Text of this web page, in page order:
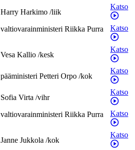
Harry Harkimo /liik
Katso
valtiovarainministeri Riikka Purra
Katso
Vesa Kallio /kesk
Katso
pääministeri Petteri Orpo /kok
Katso
Sofia Virta /vihr
Katso
valtiovarainministeri Riikka Purra
Katso
Janne Jukkola /kok
Katso